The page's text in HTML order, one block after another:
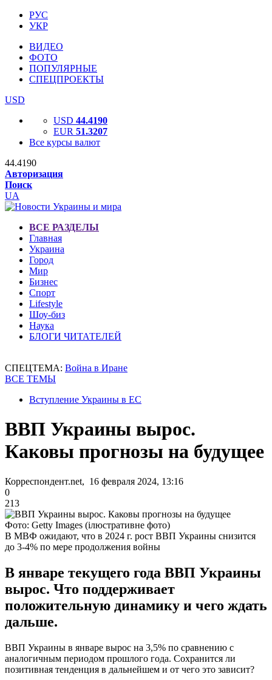
РУС
УКР
ВИДЕО
ФОТО
ПОПУЛЯРНЫЕ
СПЕЦПРОЕКТЫ
USD
USD 44.4190
EUR 51.3207
Все курсы валют
44.4190
Авторизация
Поиск
UA
ВСЕ РАЗДЕЛЫ
Главная
Украина
Город
Мир
Бизнес
Спорт
Lifestyle
Шоу-биз
Наука
БЛОГИ ЧИТАТЕЛЕЙ
СПЕЦТЕМА: Война в Иране
ВСЕ ТЕМЫ
Вступление Украины в ЕС
ВВП Украины вырос.
Каковы прогнозы на будущее
Корреспондент.net, 16 февраля 2024, 13:16
0
213
Фото: Getty Images (ілюстративне фото)
В МВФ ожидают, что в 2024 г. рост ВВП Украины снизится
до 3-4% по мере продолжения войны
В январе текущего года ВВП Украины
вырос. Что поддерживает
положительную динамику и чего ждать
дальше.
ВВП Украины в январе вырос на 3,5% по сравнению с
аналогичным периодом прошлого года. Сохранится ли
позитивная тенденция в дальнейшем и от чего это зависит?